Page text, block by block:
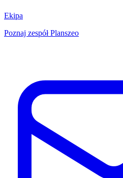
Ekipa
Poznaj zespół Planszeo